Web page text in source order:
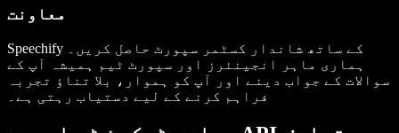
معاونت
Speechify کے ساتھ شاندار کسٹمر سپورٹ حاصل کریں۔
ہماری ماہر انجینئرز اور سپورٹ ٹیم ہمیشہ آپ کے
سوالات کے جواب دینے اور آپ کو ہموار، بلا تناؤ تجربہ
فراہم کرنے کے لیے دستیاب رہتی ہے۔